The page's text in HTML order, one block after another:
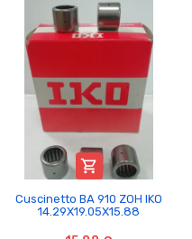

Cuscinetto BA 910 ZOH IKO
14.29X19.05X15.88